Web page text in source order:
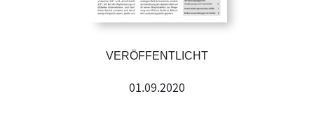
VERÖFFENTLICHT
01.09.2020